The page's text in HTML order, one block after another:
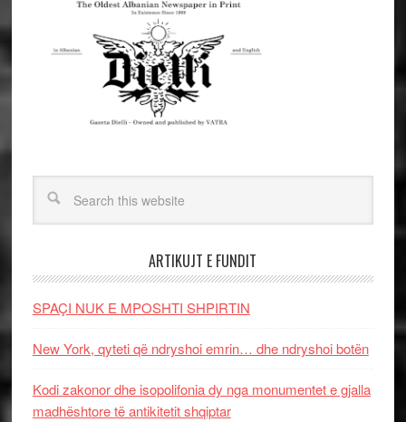
ARTIKUJT E FUNDIT
SPAÇI NUK E MPOSHTI SHPIRTIN
New York, qyteti që ndryshoi emrin… dhe ndryshoi botën
Kodi zakonor dhe isopolifonia dy nga monumentet e gjalla
madhështore të antikitetit shqiptar